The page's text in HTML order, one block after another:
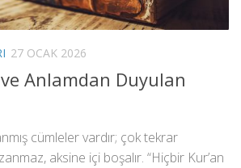
27 OCAK 2026
Anlamdan Duyulan
cümleler vardır; çok tekrar
aksine içi boşalır. “Hiçbir Kur’an